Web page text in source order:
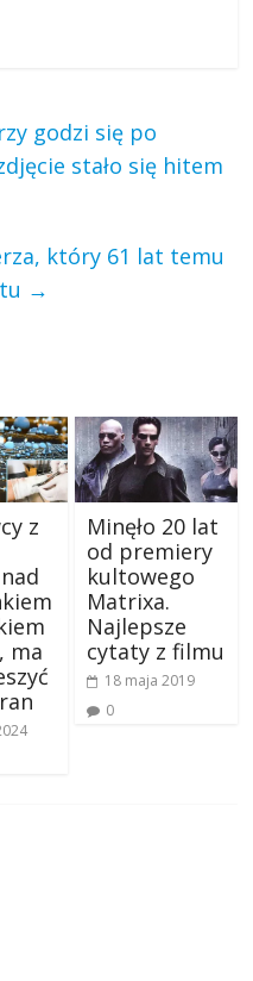
godzi się po
stało się hitem
który 61 lat temu
→
z
ma
Minęło 20 lat
od premiery
kultowego
Matrixa.
Najlepsze
cytaty z filmu
18 maja 2019
0